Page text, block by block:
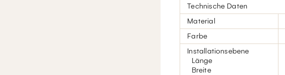
Technische Daten
Material
Farbe
Installationsebene
Länge
Breite